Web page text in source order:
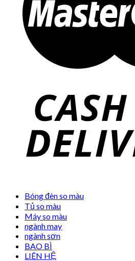
Bóng đèn so màu
Tủ so màu
Máy so màu
ngành may
ngành sơn
BAO BÌ
LIÊN HỆ